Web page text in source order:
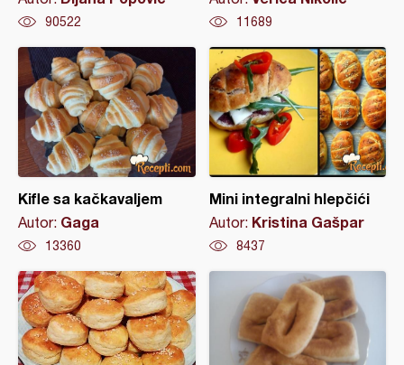
90522 11689
Kifle sa kačkavaljem
Autor: Gaga
13360
Mini integralni hlepčići
Autor: Kristina Gašpar
8437